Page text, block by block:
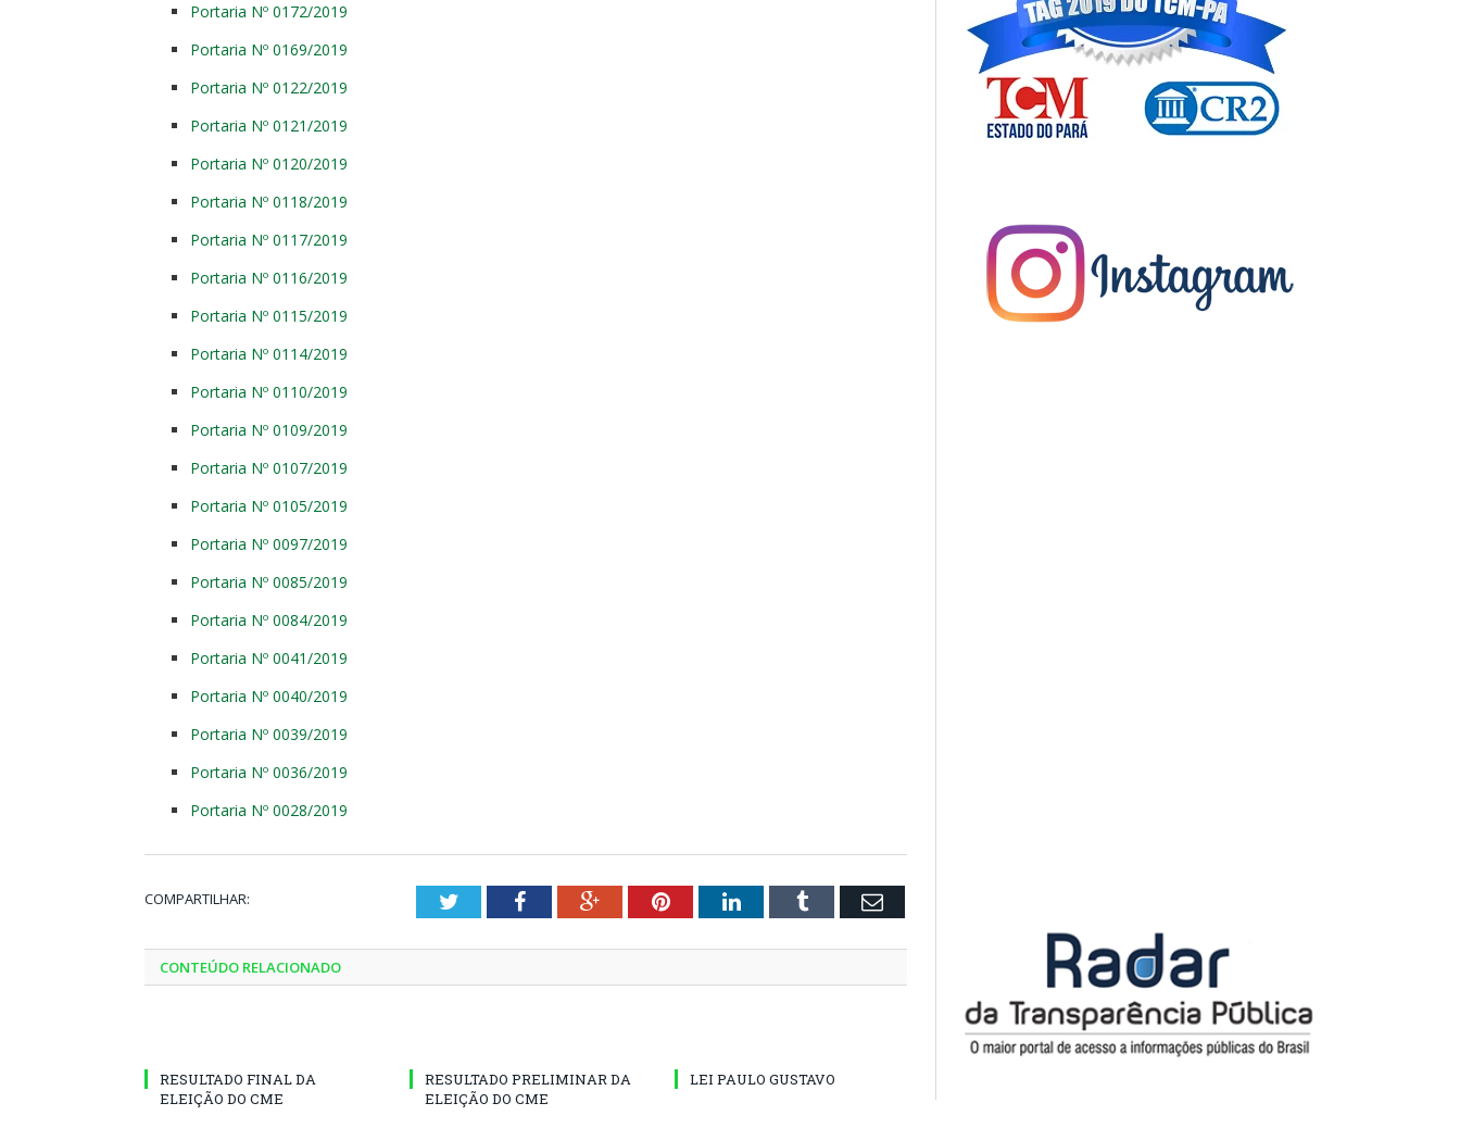
Portaria Nº 0172/2019
Portaria Nº 0169/2019
Portaria Nº 0122/2019
Portaria Nº 0121/2019
Portaria Nº 0120/2019
Portaria Nº 0118/2019
Portaria Nº 0117/2019
Portaria Nº 0116/2019
Portaria Nº 0115/2019
Portaria Nº 0114/2019
Portaria Nº 0110/2019
Portaria Nº 0109/2019
Portaria Nº 0107/2019
Portaria Nº 0105/2019
Portaria Nº 0097/2019
Portaria Nº 0085/2019
Portaria Nº 0084/2019
Portaria Nº 0041/2019
Portaria Nº 0040/2019
Portaria Nº 0039/2019
Portaria Nº 0036/2019
Portaria Nº 0028/2019
COMPARTILHAR: TwitterFacebookGoogle+PinterestLinkedInTumblr Email
CONTEÚDO RELACIONADO
RESULTADO FINAL DA
ELEIÇÃO DO CME
RESULTADO PRELIMINAR DA
ELEIÇÃO DO CME
LEI PAULO GUSTAVO